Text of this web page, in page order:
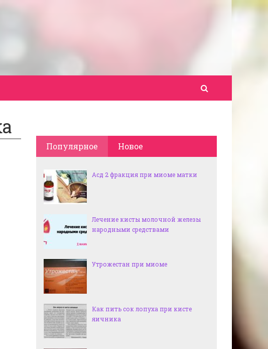
Популярное Новое
Асд 2 фракция при миоме матки
Лечение кисты молочной железы
народными средствами
Утрожестан при миоме
Как пить сок лопуха при кисте
яичника